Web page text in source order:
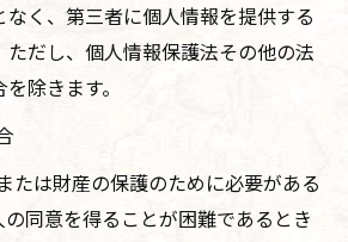
く、第三者に個人情報を提供する
ただし、個人情報保護法その他の法
除きます。
たは財産の保護のために必要がある
同意を得ることが困難であるとき